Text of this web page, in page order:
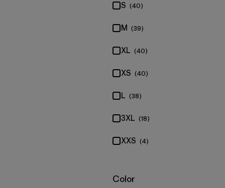
S (40)
M (39)
XL (40)
XS (40)
L (38)
3XL (18)
XXS (4)
Filtrar por
Color